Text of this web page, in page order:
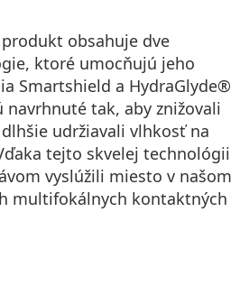
obsahuje dve
ktoré umocňujú jeho
Smartshield a HydraGlyde®
navrhnuté tak, aby znižovali
udržiavali vlhkosť na
tejto skvelej technológii
vyslúžili miesto v našom
multifokálnych kontaktných